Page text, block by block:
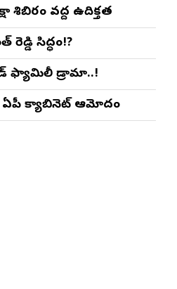
వద్ద ఉద్రిక్తత
రెడ్డి సిద్ధం!?
ఫ్యామిలీ డ్రామా..!
ఏపీ క్యాబినెట్ ఆమోదం